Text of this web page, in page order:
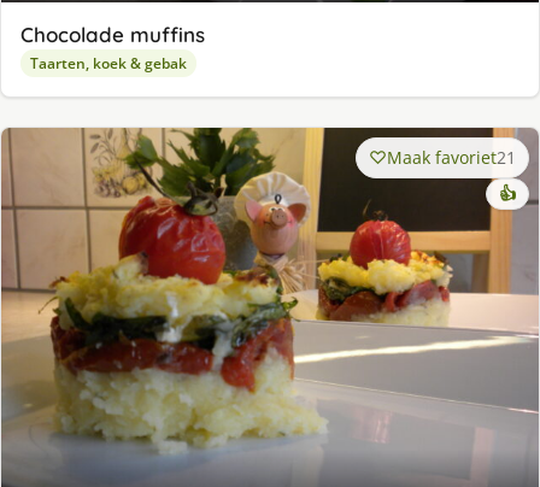
Chocolade muffins
Taarten, koek & gebak
Maak favoriet21
👍